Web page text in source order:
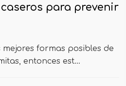
caseros para prevenir
formas posibles de
entonces est...